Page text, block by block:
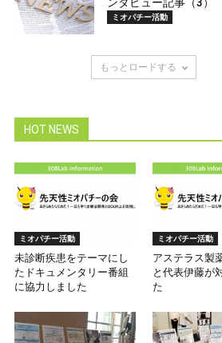
ミオパチー活動
もっとロードする
HOT NEWS
ミオパチー活動
未診断疾患をテーマにし
たドキュメンタリー番組
に協力しました
ミオパチー活動
アステラス製
と代表伊藤が
た